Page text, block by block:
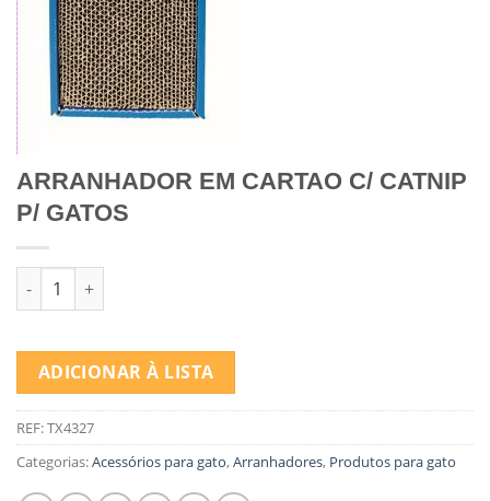
ARRANHADOR EM CARTAO C/ CATNIP
P/ GATOS
Quantidade de ARRANHADOR EM CARTAO C/ CATNIP P/
ADICIONAR À LISTA
REF:TX4327
Categorias:Acessórios para gato,Arranhadores, Produtos para gato